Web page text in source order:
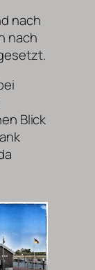
nach
nach
Blick